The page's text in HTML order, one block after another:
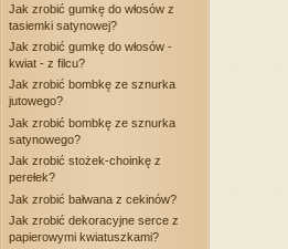
Jak zrobić gumkę do włosów z
tasiemki satynowej?
Jak zrobić gumkę do włosów -
kwiat - z filcu?
Jak zrobić bombkę ze sznurka
jutowego?
Jak zrobić bombkę ze sznurka
satynowego?
Jak zrobić stożek-choinkę z
perełek?
Jak zrobić bałwana z cekinów?
Jak zrobić dekoracyjne serce z
papierowymi kwiatuszkami?